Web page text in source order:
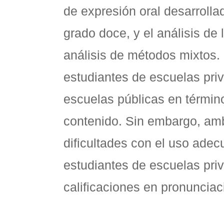
de expresión oral
grado doce, y el análisis de
análisis de métodos
estudiantes de escuelas
escuelas públicas en
contenido. Sin embargo,
dificultades con el uso
estudiantes de escuelas
calificaciones en